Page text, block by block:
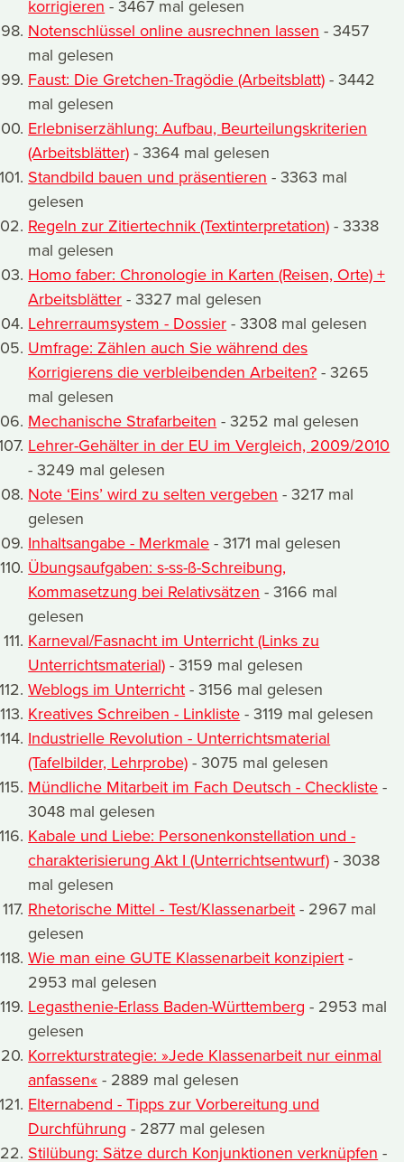
korrigieren - 3467 mal gelesen
Notenschlüssel online ausrechnen lassen - 3457
mal gelesen
Faust: Die Gretchen-Tragödie (Arbeitsblatt) - 3442
mal gelesen
Erlebniserzählung: Aufbau, Beurteilungskriterien
(Arbeitsblätter) - 3364 mal gelesen
Standbild bauen und präsentieren - 3363 mal
gelesen
Regeln zur Zitiertechnik (Textinterpretation) - 3338
mal gelesen
Homo faber: Chronologie in Karten (Reisen, Orte) +
Arbeitsblätter - 3327 mal gelesen
Lehrerraumsystem - Dossier - 3308 mal gelesen
Umfrage: Zählen auch Sie während des
Korrigierens die verbleibenden Arbeiten? - 3265
mal gelesen
Mechanische Strafarbeiten - 3252 mal gelesen
Lehrer-Gehälter in der EU im Vergleich, 2009/2010
- 3249 mal gelesen
Note ‘Eins’ wird zu selten vergeben - 3217 mal
gelesen
Inhaltsangabe - Merkmale - 3171 mal gelesen
Übungsaufgaben: s-ss-ß-Schreibung,
Kommasetzung bei Relativsätzen - 3166 mal
gelesen
Karneval/Fasnacht im Unterricht (Links zu
Unterrichtsmaterial) - 3159 mal gelesen
Weblogs im Unterricht - 3156 mal gelesen
Kreatives Schreiben - Linkliste - 3119 mal gelesen
Industrielle Revolution - Unterrichtsmaterial
(Tafelbilder, Lehrprobe) - 3075 mal gelesen
Mündliche Mitarbeit im Fach Deutsch - Checkliste -
3048 mal gelesen
Kabale und Liebe: Personenkonstellation und -
charakterisierung Akt I (Unterrichtsentwurf) - 3038
mal gelesen
Rhetorische Mittel - Test/Klassenarbeit - 2967 mal
gelesen
Wie man eine GUTE Klassenarbeit konzipiert -
2953 mal gelesen
Legasthenie-Erlass Baden-Württemberg - 2953 mal
gelesen
Korrekturstrategie: »Jede Klassenarbeit nur einmal
anfassen« - 2889 mal gelesen
Elternabend - Tipps zur Vorbereitung und
Durchführung - 2877 mal gelesen
Stilübung: Sätze durch Konjunktionen verknüpfen -